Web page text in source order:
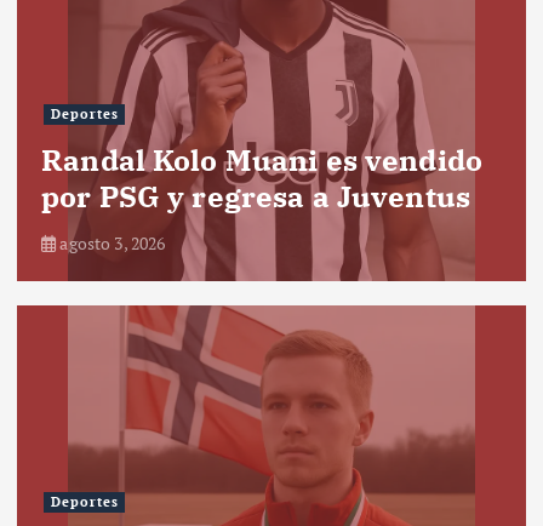
Deportes
Randal Kolo Muani es vendido
por PSG y regresa a Juventus
agosto 3, 2026
Deportes